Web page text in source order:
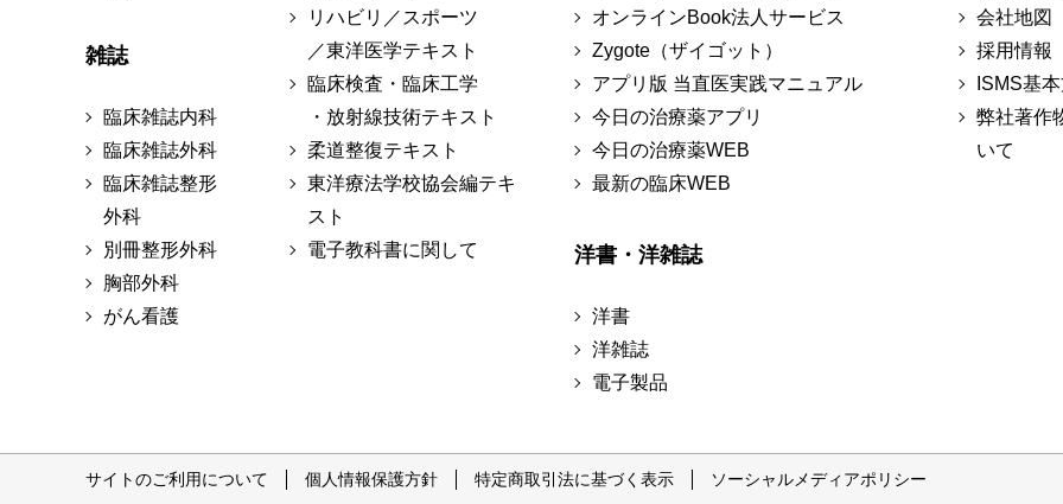
雑誌
臨床雑誌内科
臨床雑誌外科
臨床雑誌整形
外科
別冊整形外科
胸部外科
がん看護
リハビリ／スポーツ
／東洋医学テキスト
臨床検査・臨床工学
・放射線技術テキスト
柔道整復テキスト
東洋療法学校協会編テキ
スト
電子教科書に関して
オンラインBook法人サービス
Zygote（ザイゴット）
アプリ版 当直医実践マニュアル
今日の治療薬アプリ
今日の治療薬WEB
最新の臨床WEB
洋書・洋雑誌
洋書
洋雑誌
電子製品
会社地図
採用情報
ISMS基
弊社著作
いて
サイトのご利用について 個人情報保護方針 特定商取引法に基づく表示 ソーシャルメディアポリシー